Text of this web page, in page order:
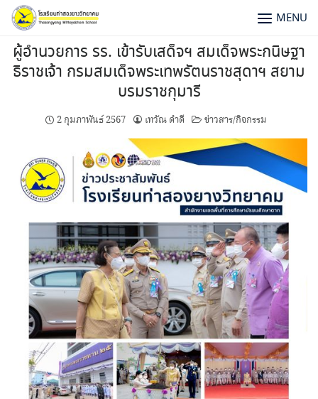
MENU
ผู้อำนวยการ รร. เข้ารับเสด็จฯ สมเด็จพระกนิษฐา
ธิราชเจ้า กรมสมเด็จพระเทพรัตนราชสุดาฯ สยาม
บรมราชกุมารี
2 กุมภาพันธ์ 2567 เทวัณ ดำดี ข่าวสาร/กิจกรรม